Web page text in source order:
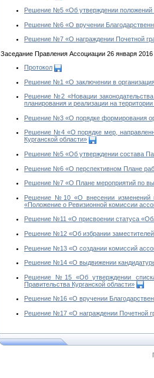
Решение №5 «Об утверждении положений
Решение №6 «О вручении
Решение №7 «О награждении Почетной
Заседание Правления Ассоциации 26 января 2016
Протокол
Решение №1 «О заключении в
Решение №2 «Новации законодательства
планирования и реализации на
Решение №3 «О порядке формирования
Решение №4 «О порядке мер,
Курганской области»
Решение №5 «Об утверждении состава
Решение №6 «О перспективном Плане
Решение №7 «О Плане мероприятий по
Решение №10 «О внесении изменений
«Положение о Ревизионной комиссии
Решение №11 «О присвоении статуса
Решение №12 «Об избрании
Решение №13 «О создании комиссий
Решение №14 «О выдвижении
Решение №15 «Об утверждении списка
Правительства Курганской области»
Решение №16 «О вручении
Решение №17 «О награждении Почетной